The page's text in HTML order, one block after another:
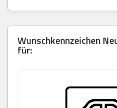
Wunschkennzeichen
für: